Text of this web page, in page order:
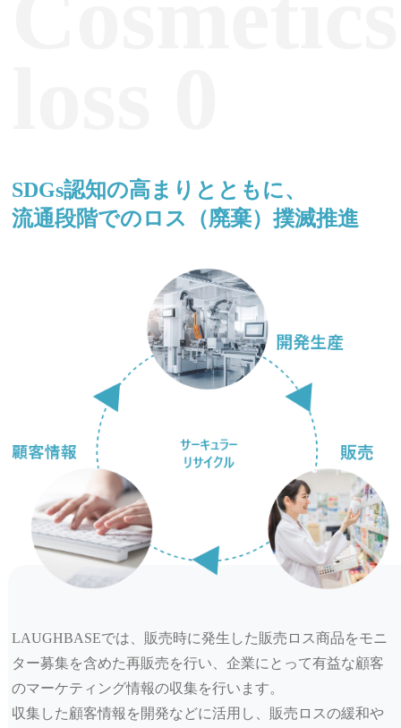
SDGs認知の高まりとともに、
流通段階でのロス（廃棄）撲滅推進
LAUGHBASEでは、販売時に発生した販売ロス商品をモニ
ター募集を含めた再販売を行い、企業にとって有益な顧客
のマーケティング情報の収集を行います。
収集した顧客情報を開発などに活用し、販売ロスの緩和や